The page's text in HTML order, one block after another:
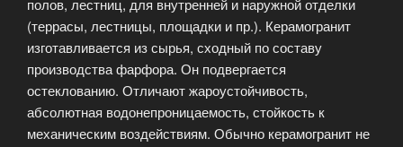
полов, лестниц, для внутренней и наружной отделки
(террасы, лестницы, площадки и пр.). Керамогранит
изготавливается из сырья, сходный по составу
производства фарфора. Он подвергается
остеклованию. Отличают жароустойчивость,
абсолютная водонепроницаемость, стойкость к
механическим воздействиям. Обычно керамогранит не